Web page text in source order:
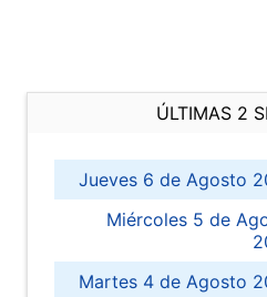
ÚLTIMAS 2
Jueves 6 de Agosto
Miércoles 5 de
Martes 4 de Agosto